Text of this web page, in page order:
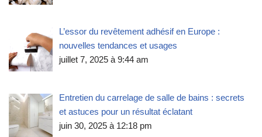
L’essor du revêtement adhésif en Europe :
nouvelles tendances et usages
juillet 7, 2025 à 9:44 am
Entretien du carrelage de salle de bains : secrets
et astuces pour un résultat éclatant
juin 30, 2025 à 12:18 pm